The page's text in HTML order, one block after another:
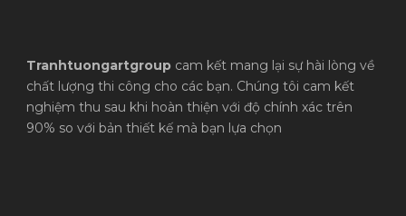
Tranhtuongartgroup cam kết mang lại sự hài lòng về
chất lượng thi công cho các bạn. Chúng tôi cam kết
nghiệm thu sau khi hoàn thiện với độ chính xác trên
90% so với bản thiết kế mà bạn lựa chọn